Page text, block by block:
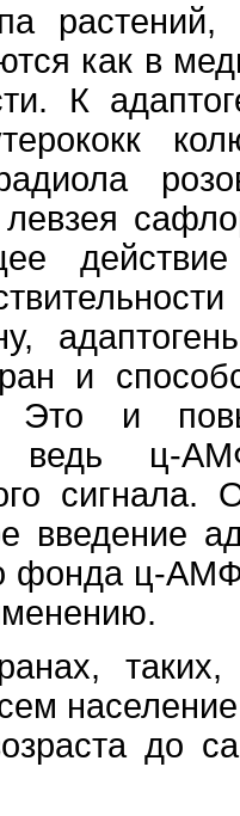
растений,
как в
К
левзея
и
и
ведь ц-
введение
фонда ц-
до